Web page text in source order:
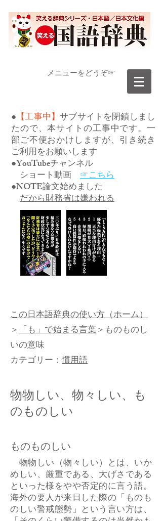
​メニューをどうぞ☞
● 【工事中】サブサイトを閉鎖しまし
たので、本サイトの工事中です。一
部ご不便おかけしますが、引き続き
ご利用をお願いします
●YouTubeチャンネル
ショート動画 ☞こちら
●NOTE論文始めました
だから財務省は嫌われる
この日本語辞典の使い方（ホーム）
＞「も」で始まる言葉＞ものものし
いの意味
カテゴリー：慣用語
物物しい、物々しい、も
のものしい
ものものしい
物物しい（物々しい）とは、いか
めしい、厳重である、大げさである
といった様をやや否定的に言う語。
海外の要人が来日した際の「ものも
のしい警戒態勢」という言い方は、